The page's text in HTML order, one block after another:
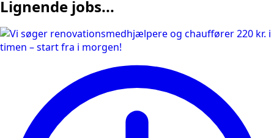
Lignende jobs...